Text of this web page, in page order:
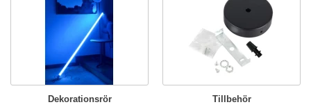
Dekorationsrör Tillbehör